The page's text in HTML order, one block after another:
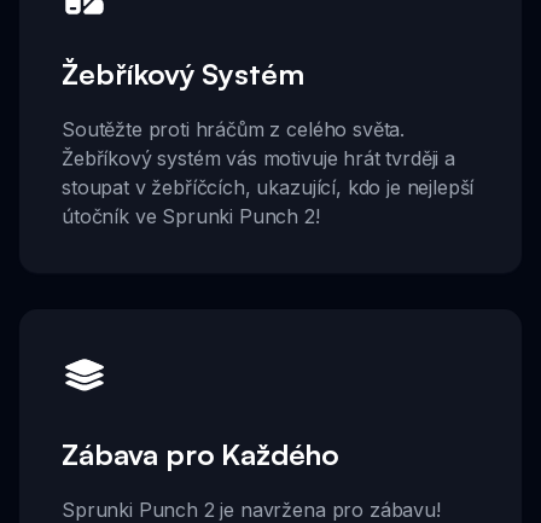
Žebříkový Systém
Soutěžte proti hráčům z celého světa.
Žebříkový systém vás motivuje hrát tvrději a
stoupat v žebříčcích, ukazující, kdo je nejlepší
útočník ve Sprunki Punch 2!
Zábava pro Každého
Sprunki Punch 2 je navržena pro zábavu!